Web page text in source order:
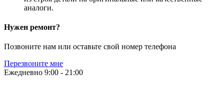
аналоги.
Нужен ремонт?
Позвоните нам или оставьте свой номер телефона
Перезвоните мне
Ежедневно 9:00 - 21:00